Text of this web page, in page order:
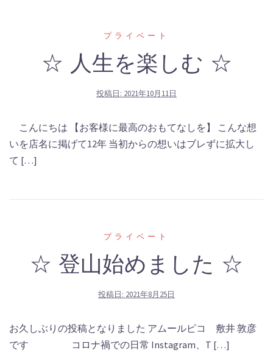
プライベート
☆ 人生を楽しむ ☆
投稿日: 2021年10月11日
こんにちは 【お客様に最高のおもてなしを】 こんな想
いを店名に掲げて12年 当初からの想いはブレずに拡大し
て […]
プライベート
☆ 登山始めました ☆
投稿日: 2021年8月25日
お久しぶりの投稿となりました アムールピコ 敷井 敦彦
です コロナ禍での日常 Instagram、T […]